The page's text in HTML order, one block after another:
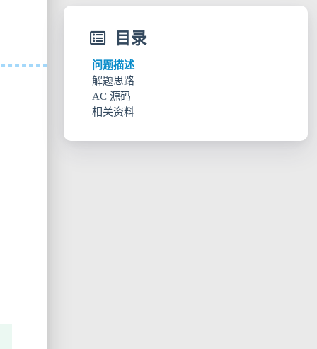
目录
问题描述
解题思路
AC 源码
相关资料